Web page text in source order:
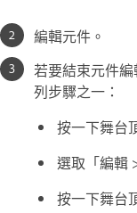
編輯元件。
若要結束元件
列步驟之一：
按一下舞台
選取「編輯
按一下舞台